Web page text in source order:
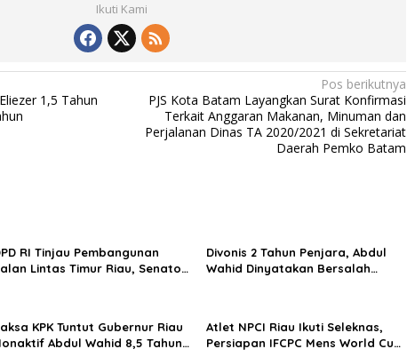
Ikuti Kami
1,5 Tahun
Pos berikutnya
PJS Kota Batam Layangkan Surat Konfirmasi
Terkait Anggaran Makanan, Minuman dan
Perjalanan Dinas TA 2020/2021 di Sekretariat
Daerah Pemko Batam
RI Tinjau Pembangunan
Lintas Timur Riau, Senator
Divonis 2 Tahun Penjara, Abdul
Wahid Dinyatakan Bersalah
KPK Tuntut Gubernur Riau
Abdul Wahid 8,5 Tahun
Atlet NPCI Riau Ikuti Seleknas,
Persiapan IFCPC Mens World Cup